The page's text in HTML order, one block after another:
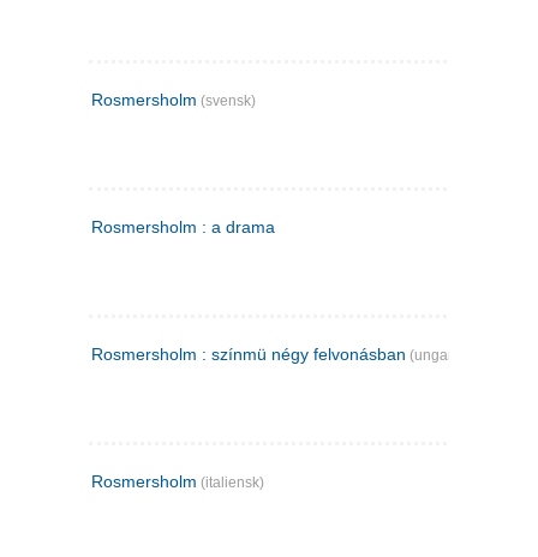
Rosmersholm (svensk)
Rosmersholm : a drama
Rosmersholm : színmü négy felvonásban (ungarsk)
Rosmersholm (italiensk)